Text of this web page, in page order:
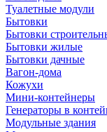
Туалетные модули
Бытовки
Бытовки
Бытовки жилые
Бытовки дачные
Вагон-дома
Кожухи
Мини-контейнеры
Генераторы в
Модульные здания